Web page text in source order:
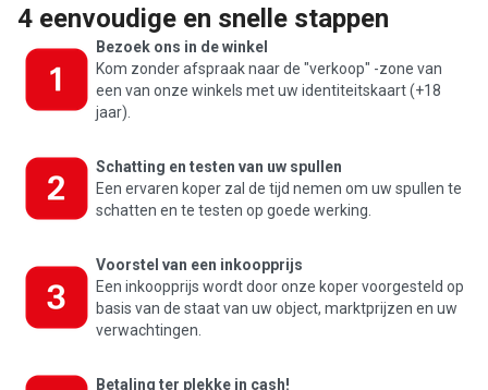
4 eenvoudige en snelle stappen
Bezoek ons in de winkel
Kom zonder afspraak naar de "verkoop" -zone van
een van onze winkels met uw identiteitskaart (+18
jaar).
Schatting en testen van uw spullen
Een ervaren koper zal de tijd nemen om uw spullen te
schatten en te testen op goede werking.
Voorstel van een inkoopprijs
Een inkoopprijs wordt door onze koper voorgesteld op
basis van de staat van uw object, marktprijzen en uw
verwachtingen.
Betaling ter plekke in cash!